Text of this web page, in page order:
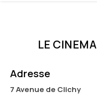
LE
Adresse
7 Avenue de Clichy